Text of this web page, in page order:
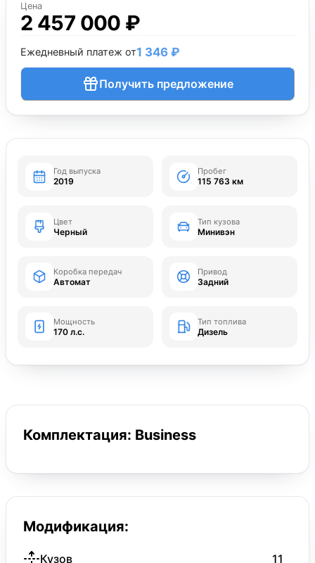
Цена
2 457 000 ₽
Ежедневный платеж от1 346 ₽
Получить предложение
Год выпуска
2019
Пробег
115 763 км
Цвет
Черный
Тип кузова
Минивэн
Коробка передач
Автомат
Привод
Задний
Мощность
170 л.с.
Тип топлива
Дизель
Комплектация: Business
Модификация:
Кузов 11